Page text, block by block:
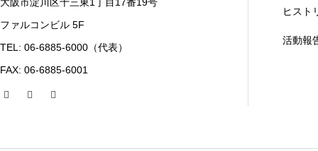
ファルコンビル 5F
TEL: 06-6885-6000（代表）
FAX: 06-6885-6001
ヒスト
活動報